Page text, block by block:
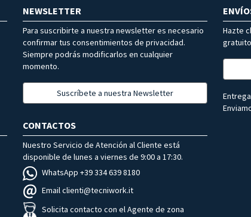
NEWSLETTER
Para suscribirte a nuestra newsletter es necesario
confirmar tus consentimientos de privacidad.
Siempre podrás modificarlos en cualquier
momento.
Suscríbete a nuestra Newsletter
Hazte
CONTACTOS
Nuestro Servicio de Atención al Cliente está
disponible de lunes a viernes de 9:00 a 17:30.
WhatsApp +39 334 639 8180
Email clienti@tecniwork.it
Solicita contacto con el Agente de zona